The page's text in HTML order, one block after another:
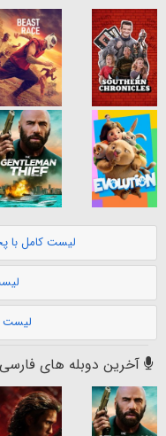
لیست کامل با
لیست
آخرین دوبله های فارسی